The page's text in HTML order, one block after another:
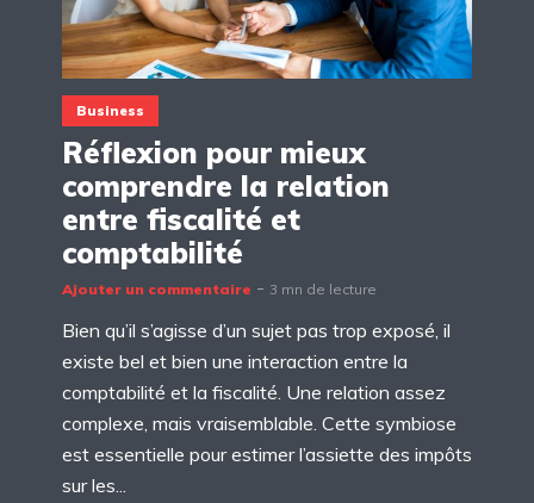
Business
Réflexion pour mieux
comprendre la relation
entre fiscalité et
comptabilité
Ajouter un commentaire 3 mn de lecture
Bien qu’il s’agisse d’un sujet pas trop exposé, il
existe bel et bien une interaction entre la
comptabilité et la fiscalité. Une relation assez
complexe, mais vraisemblable. Cette symbiose
est essentielle pour estimer l’assiette des impôts
sur les...